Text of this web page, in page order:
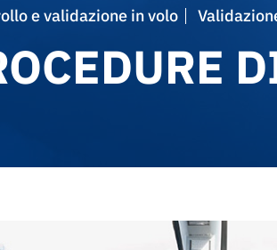
e validazione in volo